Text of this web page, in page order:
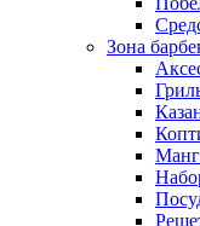
Зона